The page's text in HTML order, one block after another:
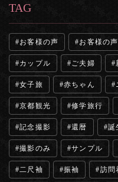
TAG
お客様の声 お客様の声
カップル ご夫婦
女子旅 赤ちゃん
京都観光 修学旅行
記念撮影 還暦 誕
撮影のみ サンプル
二尺袖 振袖 訪問